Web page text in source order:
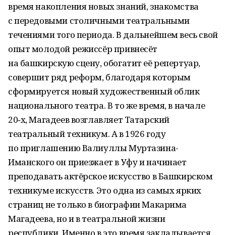
время накопления новых знаний, знакомства
с передовыми столичными театральными
течениями того периода. В дальнейшем весь свой
опыт молодой режиссёр привнесёт
на башкирскую сцену, обогатит её репертуар,
совершит ряд реформ, благодаря которым
сформируется новый художественный облик
национального театра. В то же время, в начале
20‑х, Магадеев возглавляет Татарский
театральный техникум. А в 1926 году
по приглашению Валиуллы Муртазина-
Иманского он приезжает в Уфу и начинает
преподавать актёрское искусство в Башкирском
техникуме искусств. Это одна из самых ярких
страниц не только в биографии Макарима
Магадеева, но и в театральной жизни